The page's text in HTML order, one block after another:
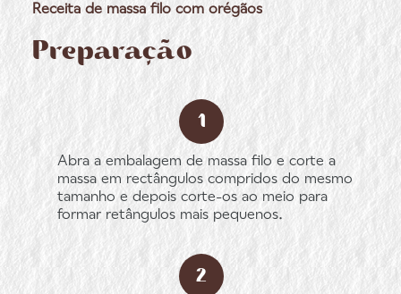
Receita de massa filo com orégãos
Preparação
Abra a embalagem de massa filo e corte a
massa em rectângulos compridos do mesmo
tamanho e depois corte-os ao meio para
formar retângulos mais pequenos.